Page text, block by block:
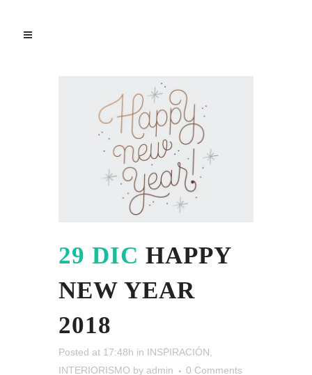
29 DIC HAPPY
NEW YEAR
2018
Posted at 17:48h in INSPIRACIÓN
INTERIORISMO by admin
0 Comments